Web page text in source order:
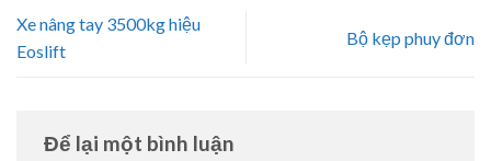
Xe nâng tay 3500kg hiệu
Eoslift
Bộ kẹp phuy đơn
Để lại một bình luận